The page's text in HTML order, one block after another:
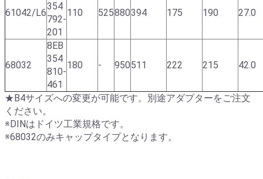
61042/L6
354
792-
201
110 525880394 175 190 27.0
68032
8EB
354
810-
461
180 - 950511 222 215 42.0
★B4サイズへの変更が可能です。別途アダプターをご注文
ください。
※DINはドイツ工業規格です。
※68032のみキャップタイプとなります。